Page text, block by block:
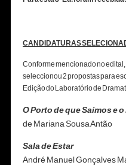
CANDIDATURAS
Conforme mencionado no
seleccionou 2 propostas para
Edição do Laboratório de
O Porto de que Saímos e
de Mariana Sousa Antão
Sala de Estar
André Manuel Gonçalves